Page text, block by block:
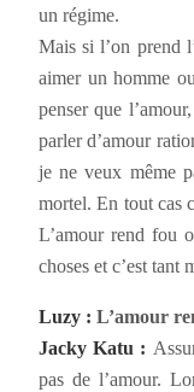
un régime.
Mais si l’on prend
aimer un homme
penser que
parler d’amour
je ne veux même
mortel. En tout cas
L’amour rend fou
choses et c’est tant
Luzy : L’amour
Jacky Katu :
pas de l’amour.